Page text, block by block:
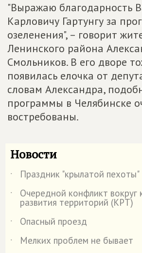
"Выражаю благодарность
Карловичу Гартунгу за
озеленения", – говорит
Ленинского района
Смольников. В его дворе
появилась елочка от
словам Александра,
программы в Челябинске
востребованы.
Новости
˙
Праздник "крылатой пехоты"
˙
Очередной конфликт вокруг
развития территорий (КРТ)
˙
Опасный проезд
˙
Мелких проблем не бывает